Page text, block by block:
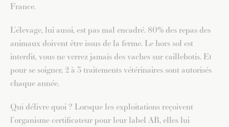
France.
L’élevage, lui aussi, est pas mal encadré. 80% des repas des
animaux doivent être issus de la ferme. Le hors sol est
interdit, vous ne verrez jamais des vaches sur caillebotis. Et
pour se soigner, 2 à 3 traitements vétérinaires sont autorisés
chaque année.
Qui délivre quoi ? Lorsque les exploitations reçoivent
l’organisme certificateur pour leur label AB, elles lui